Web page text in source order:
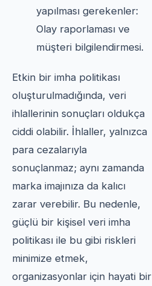
yapılması gerekenler:
Olay raporlaması ve
müşteri bilgilendirmesi.
Etkin bir imha politikası
oluşturulmadığında, veri
ihlallerinin sonuçları oldukça
ciddi olabilir. İhlaller, yalnızca
para cezalarıyla
sonuçlanmaz; aynı zamanda
marka imajınıza da kalıcı
zarar verebilir. Bu nedenle,
güçlü bir kişisel veri imha
politikası ile bu gibi riskleri
minimize etmek,
organizasyonlar için hayati bir